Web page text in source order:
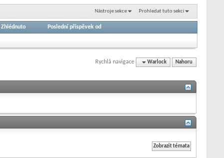
Nástroje sekce Prohledat tuto sekci
Zhlédnuto Poslední příspěvek od
Rychlá navigace Warlock Nahoru